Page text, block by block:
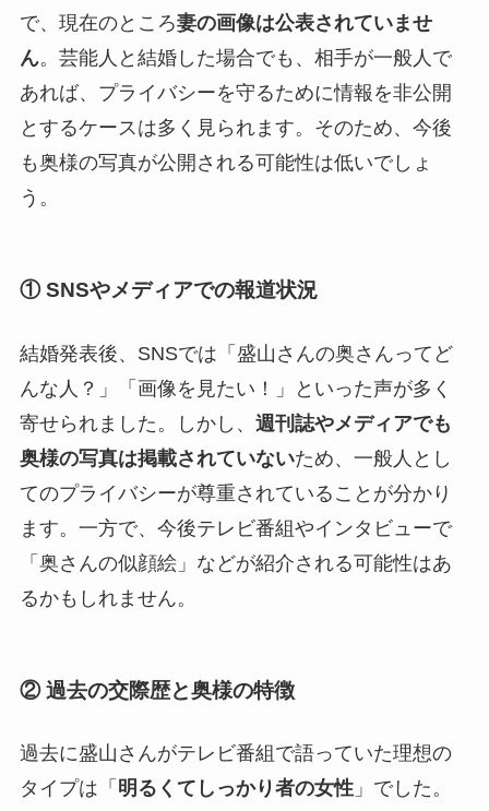
で、現在のところ妻の画像は公表されていませ
ん。芸能人と結婚した場合でも、相手が一般人で
あれば、プライバシーを守るために情報を非公開
とするケースは多く見られます。そのため、今後
も奥様の写真が公開される可能性は低いでしょ
う。
① SNSやメディアでの報道状況
結婚発表後、SNSでは「盛山さんの奥さんってど
んな人？」「画像を見たい！」といった声が多く
寄せられました。しかし、 週刊誌やメディアでも
奥様の写真は掲載されていないため、一般人とし
てのプライバシーが尊重されていることが分かり
ます。一方で、今後テレビ番組やインタビューで
「奥さんの似顔絵」などが紹介される可能性はあ
るかもしれません。
② 過去の交際歴と奥様の特徴
過去に盛山さんがテレビ番組で語っていた理想の
タイプは「 明るくてしっかり者の女性」でした。